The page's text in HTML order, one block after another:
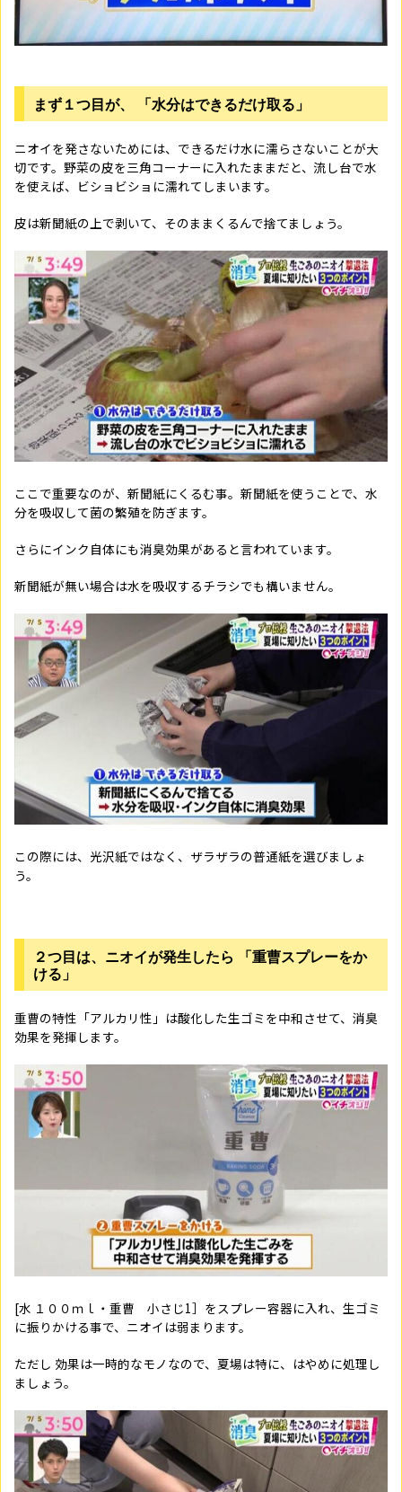
まず１つ目が、 「水分はできるだけ取る」
ニオイを発さないためには、できるだけ水に濡らさないことが大
切です。野菜の皮を三角コーナーに入れたままだと、流し台で水
を使えば、ビショビショに濡れてしまいます。
皮は新聞紙の上で剥いて、そのままくるんで捨てましょう。
ここで重要なのが、新聞紙にくるむ事。新聞紙を使うことで、水
分を吸収して菌の繁殖を防ぎます。
さらにインク自体にも消臭効果があると言われています。
新聞紙が無い場合は水を吸収するチラシでも構いません。
この際には、光沢紙ではなく、ザラザラの普通紙を選びましょ
う。
２つ目は、ニオイが発生したら 「重曹スプレーをか
ける」
重曹の特性「アルカリ性」は酸化した生ゴミを中和させて、消臭
効果を発揮します。
[水 １００ｍｌ・重曹 小さじ1］をスプレー容器に入れ、生ゴミ
に振りかける事で、ニオイは弱まります。
ただし 効果は一時的なモノなので、夏場は特に、はやめに処理し
ましょう。